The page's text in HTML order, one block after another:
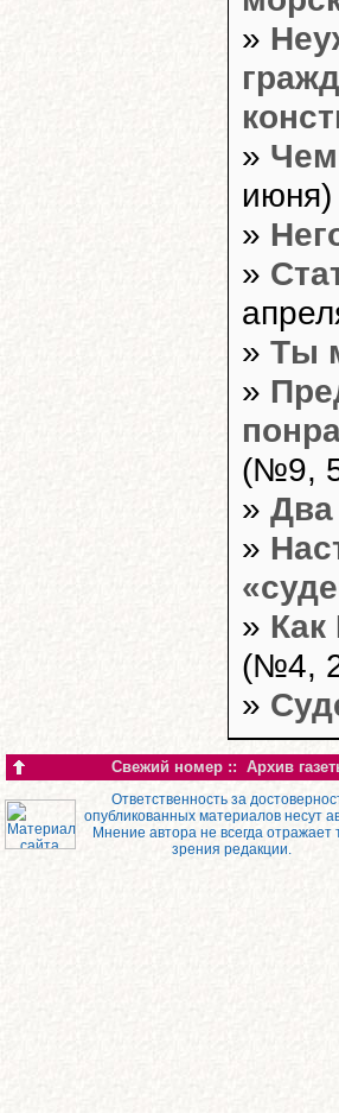
»
» Чем
июня)
»
»
» Ты
»
(№9,
» Два
»
» Как
(№4,
»
Свежий номер :: Архив
Ответственность за
опубликованных материалов несут
Мнение автора не всегда отражает
зрения редакции.